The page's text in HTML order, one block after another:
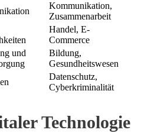
Kommunikation,
Zusammenarbeit
Handel, E-
Commerce
und
Bildung,
Gesundheitswesen
Datenschutz,
Cyberkriminalität
Technologie